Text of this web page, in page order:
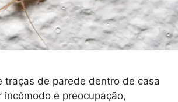
traças de parede dentro de casa
incômodo e preocupação,